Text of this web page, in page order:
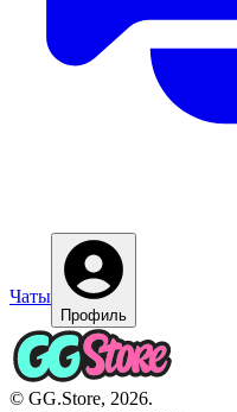
Чаты
Профиль
© GG.Store, 2026.